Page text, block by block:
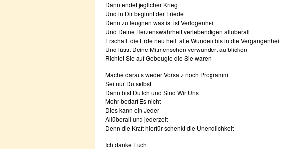
Dann endet jeglicher Krieg
Und in Dir beginnt der Friede
Denn zu leugnen was ist ist Verlogenheit
Und Deine Herzenswahrheit verlebendigen allüberall
Erschafft die Erde neu heilt alte Wunden bis in die Vergangenheit
Und lässt Deine Mitmenschen verwundert aufblicken
Richtet Sie auf Gebeugte die Sie waren
Mache daraus weder Vorsatz noch Programm
Sei nur Du selbst
Dann bist Du Ich und Sind Wir Uns
Mehr bedarf Es nicht
Dies kann ein Jeder
Allüberall und jederzeit
Denn die Kraft hierfür schenkt die Unendlichkeit
Ich danke Euch